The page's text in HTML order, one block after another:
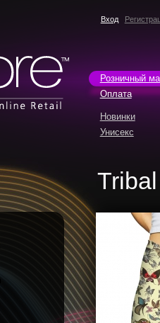
Вход
Розничный
Оплата
Новинки
Унисекс